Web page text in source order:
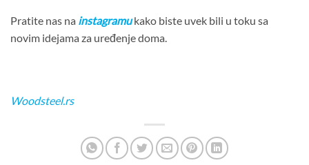
Pratite nas na instagramu kako biste uvek bili u toku sa
novim idejama za uređenje doma.
Woodsteel.rs